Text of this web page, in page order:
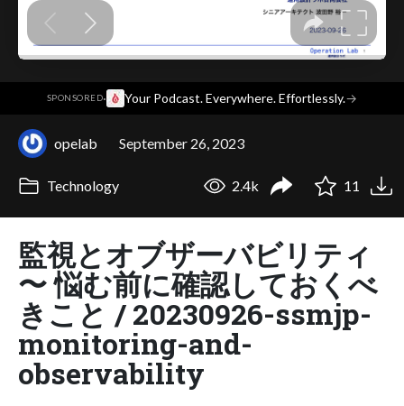
SPONSORED· Your Podcast. Everywhere. Effortlessly.→
opelab September 26, 2023
Technology 2.4k 11
監視とオブザーバビリティ
〜 悩む前に確認しておくべ
きこと / 20230926-ssmjp-
monitoring-and-
observability